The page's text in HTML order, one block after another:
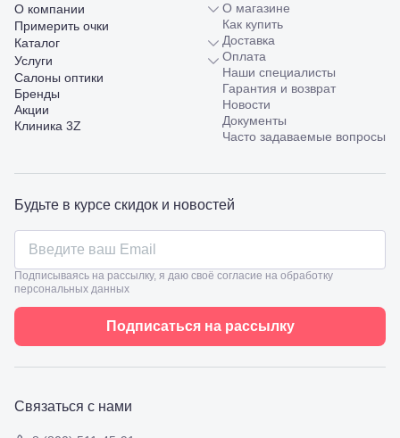
О компании
Примерить очки
Каталог
Услуги
Салоны оптики
Бренды
Акции
Клиника 3Z
О магазине
Как купить
Доставка
Оплата
Наши специалисты
Гарантия и возврат
Новости
Документы
Часто задаваемые вопросы
Связаться с нами
Будьте в курсе скидок и новостей
Подписываясь на рассылку, я даю своё согласие на обработку
персональных данных
Подписаться на рассылку